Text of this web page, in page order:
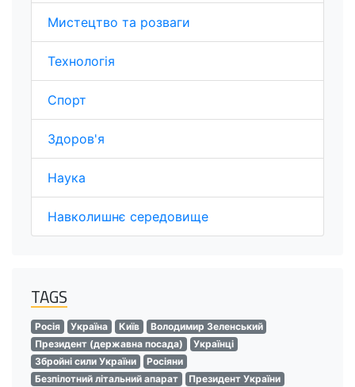
Мистецтво та розваги
Технологія
Спорт
Здоров'я
Наука
Навколишнє середовище
TAGS
Росія Україна Київ
Володимир Зеленський
Президент (державна посада)
Українці
Збройні сили України
Росіяни
Безпілотний літальний апарат
Президент України